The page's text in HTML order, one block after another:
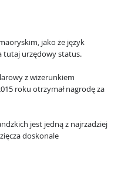
jako że język
tutaj urzędowy status.
z wizerunkiem
roku otrzymał nagrodę za
jest jedną z najrzadziej
doskonale